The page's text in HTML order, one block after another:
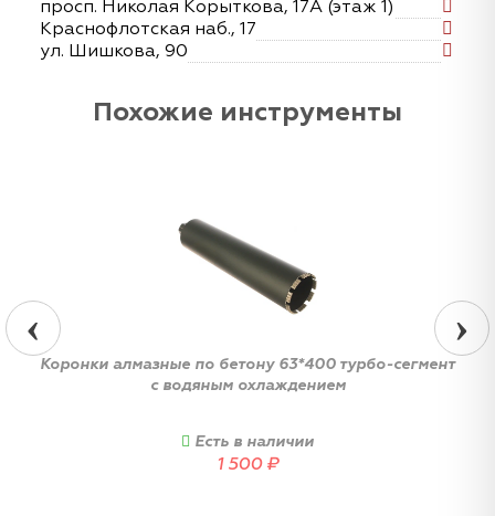
просп. Николая Корыткова, 17А (этаж 1)
Краснофлотская наб., 17
ул. Шишкова, 90
Похожие инструменты
Коронки алмазные по бетону 63*400 турбо-сегмент
с водяным охлаждением
Есть в наличии
1 500 ₽